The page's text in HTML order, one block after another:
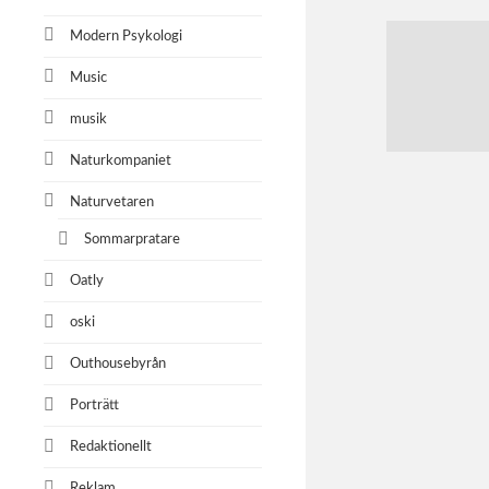
Modern Psykologi
Music
musik
Naturkompaniet
Naturvetaren
Sommarpratare
Oatly
oski
Outhousebyrån
Porträtt
Redaktionellt